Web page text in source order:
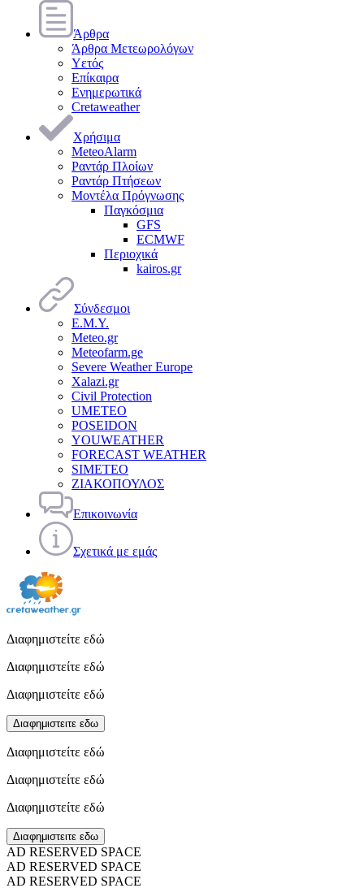
Άρθρα
Άρθρα Μετεωρολόγων
Υετός
Επίκαιρα
Ενημερωτικά
Cretaweather
Χρήσιμα
MeteoAlarm
Ραντάρ Πλοίων
Ραντάρ Πτήσεων
Μοντέλα Πρόγνωσης
Παγκόσμια
GFS
ECMWF
Περιοχικά
kairos.gr
Σύνδεσμοι
Ε.Μ.Υ.
Meteo.gr
Meteofarm.ge
Severe Weather Europe
Xalazi.gr
Civil Protection
UMETEO
POSEIDON
YOUWEATHER
FORECAST WEATHER
SIMETEO
ΖΙΑΚΟΠΟΥΛΟΣ
Επικοινωνία
Σχετικά με εμάς
Διαφημιστείτε εδώ
Διαφημιστείτε εδώ
Διαφημιστείτε εδώ
Διαφημιστειτε εδω
Διαφημιστείτε εδώ
Διαφημιστείτε εδώ
Διαφημιστείτε εδώ
Διαφημιστειτε εδω
AD RESERVED SPACE
AD RESERVED SPACE
AD RESERVED SPACE